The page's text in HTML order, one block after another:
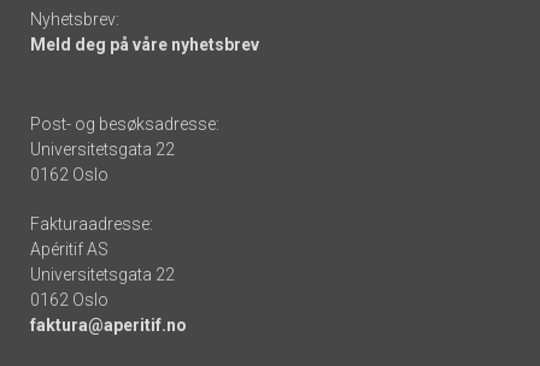
Nyhetsbrev:
Meld deg på våre nyhetsbrev
Post- og besøksadresse:
Universitetsgata 22
0162 Oslo
Fakturaadresse:
Apéritif AS
Universitetsgata 22
0162 Oslo
faktura@aperitif.no